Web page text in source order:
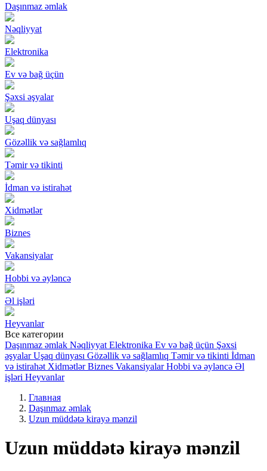
Daşınmaz əmlak
Nəqliyyat
Elektronika
Ev və bağ üçün
Şəxsi əşyalar
Uşaq dünyası
Gözəllik və sağlamlıq
Təmir və tikinti
İdman və istirahət
Xidmətlər
Biznes
Vakansiyalar
Hobbi və əyləncə
Əl işləri
Heyvanlar
Все категории
Daşınmaz əmlak Nəqliyyat Elektronika Ev və bağ üçün Şəxsi
əşyalar Uşaq dünyası Gözəllik və sağlamlıq Təmir və tikinti İdman
və istirahət Xidmətlər Biznes Vakansiyalar Hobbi və əyləncə Əl
işləri Heyvanlar
Главная
Daşınmaz əmlak
Uzun müddətə kirayə mənzil
Uzun müddətə kirayə mənzil